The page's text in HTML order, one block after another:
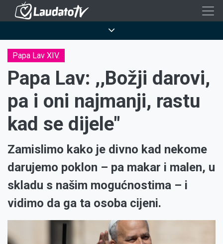
Skoči
sadržaj
Papa Lav XIV.
Papa Lav: ,,Božji darovi,
pa i oni najmanji, rastu
kad se dijele"
Zamislimo kako je divno kad nekome
darujemo poklon – pa makar i malen, u
skladu s našim mogućnostima – i
vidimo da ga ta osoba cijeni.